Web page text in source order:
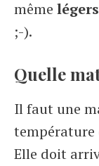
même légers
;-).
Quelle
Il faut une
température
Elle doit